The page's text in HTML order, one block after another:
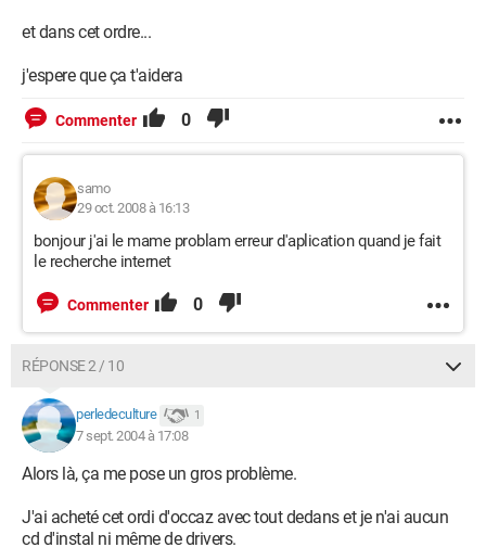
et dans cet ordre...
j'espere que ça t'aidera
Commenter 0
samo
29 oct. 2008 à 16:13
bonjour j'ai le mame problam erreur d'aplication quand je fait
le recherche internet
Commenter 0
RÉPONSE 2 / 10
perledeculture 1
7 sept. 2004 à 17:08
Alors là, ça me pose un gros problème.
J'ai acheté cet ordi d'occaz avec tout dedans et je n'ai aucun
cd d'instal ni même de drivers.